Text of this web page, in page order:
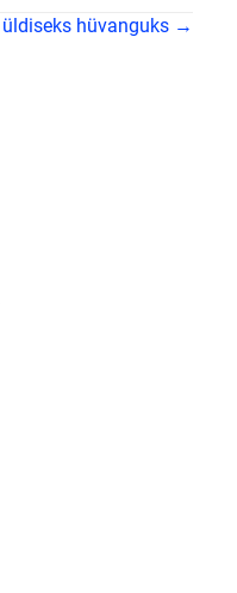
üldiseks hüvanguks →